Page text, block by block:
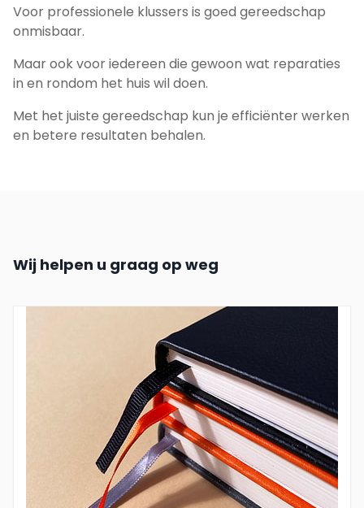
Voor professionele klussers is goed gereedschap
onmisbaar.
Maar ook voor iedereen die gewoon wat reparaties
in en rondom het huis wil doen.
Met het juiste gereedschap kun je efficiënter werken
en betere resultaten behalen.
Wij helpen u graag op weg